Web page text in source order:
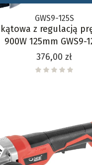
GWS9-125S
z regulacją
900W 125mm GWS9-
Cena
376,00 zł